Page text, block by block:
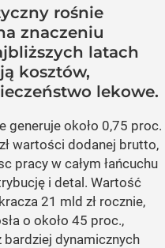
rośnie
znaczeniu
latach
kosztów,
lekowe.
generuje około 0,75 proc.
wartości dodanej brutto,
pracy w całym łańcuchu
i detal. Wartość
21 mld zł rocznie,
o około 45 proc.,
dynamicznych